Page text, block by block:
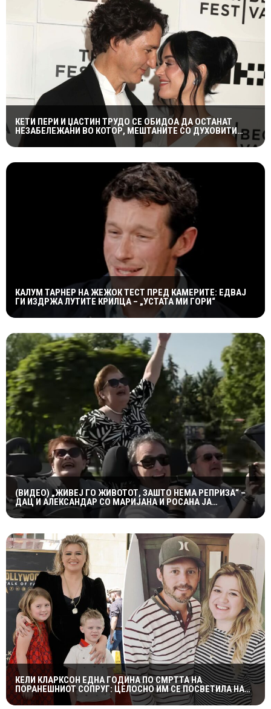
КЕТИ ПЕРИ И ЏАСТИН ТРУДО СЕ ОБИДОА ДА ОСТАНАТ
НЕЗАБЕЛЕЖАНИ ВО КОТОР, МЕШТАНИТЕ СО ДУХОВИТИ
РЕАКЦИИ: „НИКОЈ НЕ БИ ГИ ПРЕПОЗНАЛ“
КАЛУМ ТАРНЕР НА ЖЕЖОК ТЕСТ ПРЕД КАМЕРИТЕ: ЕДВАЈ
ГИ ИЗДРЖА ЛУТИТЕ КРИЛЦА – „УСТАТА МИ ГОРИ“
(ВИДЕО) „ЖИВЕЈ ГО ЖИВОТОТ, ЗАШТО НЕМА РЕПРИЗА“ –
ДАЦ И АЛЕКСАНДАР СО МАРИЈАНА И РОСАНА ЈА
ПРЕТСТАВИЈА „ЗАСЕКОГАШ МЛАДИ“
КЕЛИ КЛАРКСОН ЕДНА ГОДИНА ПО СМРТТА НА
ПОРАНЕШНИОТ СОПРУГ: ЦЕЛОСНО ИМ СЕ ПОСВЕТИЛА НА
ДЕЦАТА ВО НАЈТЕШКИОТ ПЕРИОД